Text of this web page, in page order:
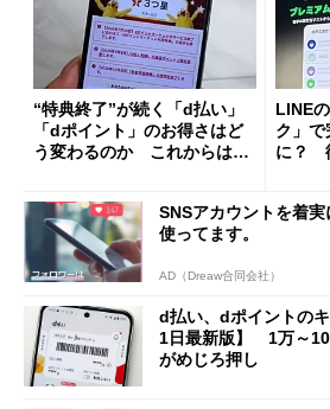
“特典終了”が続く「d払い」
「dポイント」のお得さはど
う変わるのか これからは
LINE
ク」で
に？
SNSアカウントを着
使ってます。
AD（Dreaw合同会社）
d払い、dポイントの
1日最新版】 1万～
がめじろ押し